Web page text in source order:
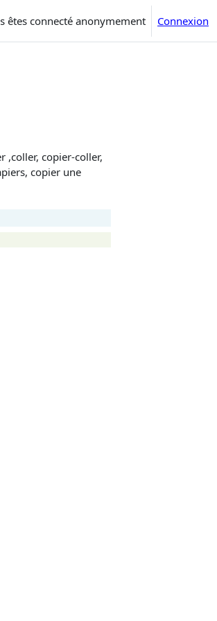
êtes connecté anonymement Connexion
,coller, copier-coller,
copier une